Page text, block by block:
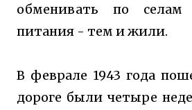
обменивать по
питания - тем и жили.
В феврале 1943 года
дороге были четыре